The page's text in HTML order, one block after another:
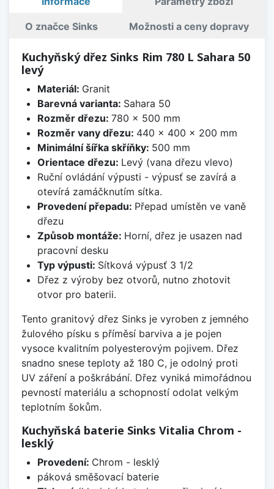
O značce Sinks Možnosti a ceny dopravy
Kuchyňský dřez Sinks Rim 780 L Sahara 50
levý
Materiál: Granit
Barevná varianta: Sahara 50
Rozměr dřezu: 780 x 500 mm
Rozměr vany dřezu: 440 x 400 x 200 mm
Minimální šířka skříňky: 500 mm
Orientace dřezu: Levý (vana dřezu vlevo)
Ruční ovládání výpusti - výpusť se zavírá a
otevírá zamáčknutím sítka.
Provedení přepadu: Přepad umístěn ve vaně
dřezu
Způsob montáže: Horní, dřez je usazen nad
pracovní desku
Typ výpusti: Sítková výpusť 3 1/2
Dřez z výroby bez otvorů, nutno zhotovit
otvor pro baterii.
Tento granitový dřez Sinks je vyroben z jemného
žulového písku s příměsí barviva a je pojen
vysoce kvalitním polyesterovým pojivem. Dřez
snadno snese teploty až 180 C, je odolný proti
UV záření a poškrábání. Dřez vyniká mimořádnou
pevností materiálu a schopností odolat velkým
teplotním šokům.
Kuchyňská baterie Sinks Vitalia Chrom -
lesklý
Provedení: Chrom - lesklý
páková směšovací baterie